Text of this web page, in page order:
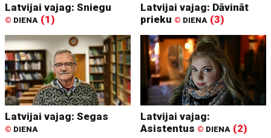
Latvijai vajag: Sniegu
© DIENA (1)
Latvijai vajag: Dāvināt
prieku © DIENA (3)
Latvijai vajag: Segas
© DIENA
Latvijai vajag:
Asistentus © DIENA (2)